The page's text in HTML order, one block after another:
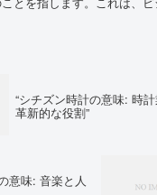
“シチズン時計の意味: 時
革新的な役割”
意味: 音楽と人